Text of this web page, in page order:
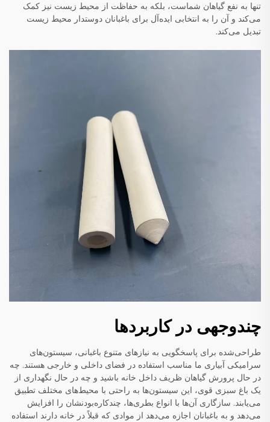
تنها به نفع گیاهان شماست، بلکه به حفاظت از محیط زیست نیز کمک
می‌کند و آن را به انتخابی ایده‌آل برای باغبانان دوستدار محیط زیست
تبدیل می‌کند.
چندوجهی در کاربردها
طراحی‌شده برای پاسخگویی به نیازهای متنوع باغبانی، سیستون‌های
سرامیکی آبیاری ما مناسب استفاده در فضای داخلی و خارجی هستند. چه
در حال پرورش گیاهان ظریف داخل خانه باشید و چه در حال نگهداری از
یک باغ سبزی قوی، این سیستون‌ها به راحتی با محیط‌های مختلف تطبیق
می‌یابند. سازگاری آن‌ها با انواع بطری‌ها، چندکاره‌بودنشان را افزایش
می‌دهد و به باغبانان اجازه می‌دهد از موادی که قبلاً در خانه دارند استفاده